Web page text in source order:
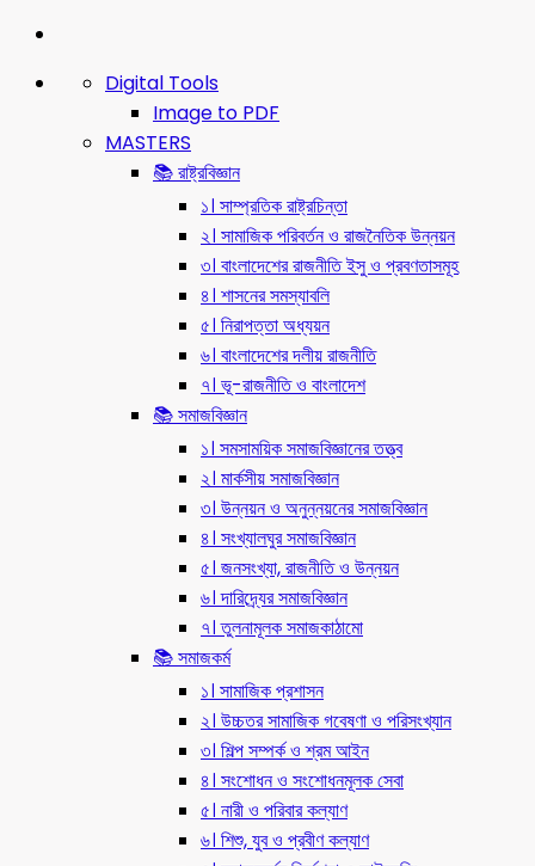
Digital Tools
Image to PDF
MASTERS
📚 রাষ্ট্রবিজ্ঞান
১। সাম্প্রতিক রাষ্ট্রচিন্তা
২। সামাজিক পরিবর্তন ও রাজনৈতিক উন্নয়ন
৩। বাংলাদেশের রাজনীতি ইসু ও প্রবণতাসমূহ
৪। শাসনের সমস্যাবলি
৫। নিরাপত্তা অধ্যয়ন
৬। বাংলাদেশের দলীয় রাজনীতি
৭। ভূ-রাজনীতি ও বাংলাদেশ
📚 সমাজবিজ্ঞান
১। সমসাময়িক সমাজবিজ্ঞানের তত্ত্ব
২। মার্কসীয় সমাজবিজ্ঞান
৩। উন্নয়ন ও অনুন্নয়নের সমাজবিজ্ঞান
৪। সংখ্যালঘুর সমাজবিজ্ঞান
৫। জনসংখ্যা, রাজনীতি ও উন্নয়ন
৬। দারিদ্র্যের সমাজবিজ্ঞান
৭। তুলনামূলক সমাজকাঠামো
📚 সমাজকর্ম
১। সামাজিক প্রশাসন
২। উচ্চতর সামাজিক গবেষণা ও পরিসংখ্যান
৩। শিল্প সম্পর্ক ও শ্রম আইন
৪। সংশোধন ও সংশোধনমূলক সেবা
৫। নারী ও পরিবার কল্যাণ
৬। শিশু, যুব ও প্রবীণ কল্যাণ